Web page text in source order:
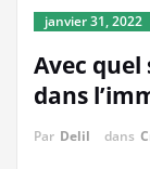
janvier 31, 2022
Avec
dans
Par Delil dans